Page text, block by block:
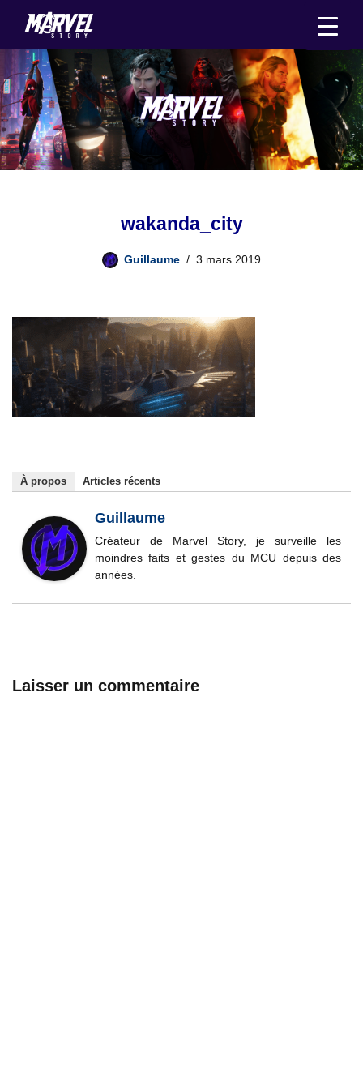
au
contenu
wakanda_city
Guillaume 3 mars 2019
À propos Articles récents
Guillaume
Créateur de Marvel Story, je surveille les
moindres faits et gestes du MCU depuis des
années.
Laisser un commentaire